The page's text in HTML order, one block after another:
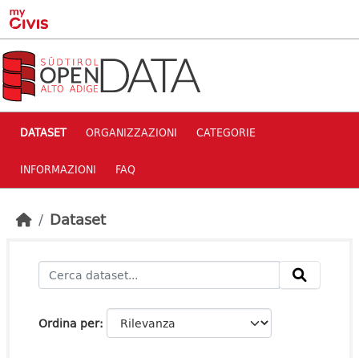
Skip to main content
DATASET ORGANIZZAZIONI CATEGORIE
INFORMAZIONI FAQ
Dataset
Ordina per